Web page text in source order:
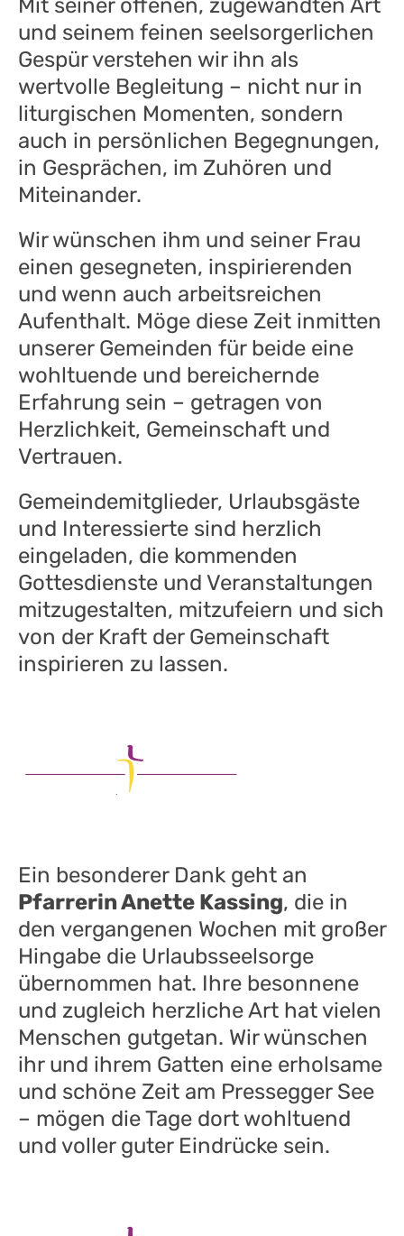
Mit seiner offenen, zugewandten Art
und seinem feinen seelsorgerlichen
Gespür verstehen wir ihn als
wertvolle Begleitung – nicht nur in
liturgischen Momenten, sondern
auch in persönlichen Begegnungen,
in Gesprächen, im Zuhören und
Miteinander.
Wir wünschen ihm und seiner Frau
einen gesegneten, inspirierenden
und wenn auch arbeitsreichen
Aufenthalt. Möge diese Zeit inmitten
unserer Gemeinden für beide eine
wohltuende und bereichernde
Erfahrung sein – getragen von
Herzlichkeit, Gemeinschaft und
Vertrauen.
Gemeindemitglieder, Urlaubsgäste
und Interessierte sind herzlich
eingeladen, die kommenden
Gottesdienste und Veranstaltungen
mitzugestalten, mitzufeiern und sich
von der Kraft der Gemeinschaft
inspirieren zu lassen.
Ein besonderer Dank geht an
Pfarrerin Anette Kassing, die in
den vergangenen Wochen mit großer
Hingabe die Urlaubsseelsorge
übernommen hat. Ihre besonnene
und zugleich herzliche Art hat vielen
Menschen gutgetan. Wir wünschen
ihr und ihrem Gatten eine erholsame
und schöne Zeit am Pressegger See
– mögen die Tage dort wohltuend
und voller guter Eindrücke sein.